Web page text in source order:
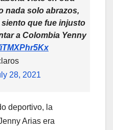
nada solo abrazos,
que fue injusto
a Colombia Yenny
28, 2021
deportivo, la
Arias era